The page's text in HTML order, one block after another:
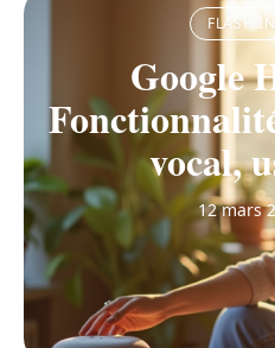
FLASH
Google
vocal,
12 mars